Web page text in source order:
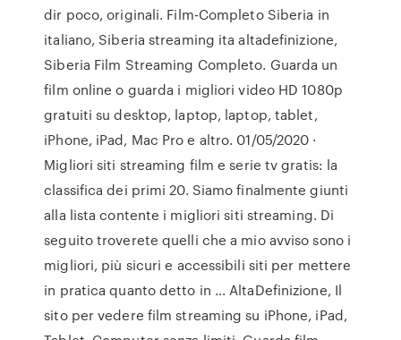
dir poco, originali. Film-Completo Siberia in
italiano, Siberia streaming ita altadefinizione,
Siberia Film Streaming Completo. Guarda un
film online o guarda i migliori video HD 1080p
gratuiti su desktop, laptop, laptop, tablet,
iPhone, iPad, Mac Pro e altro. 01/05/2020 ·
Migliori siti streaming film e serie tv gratis: la
classifica dei primi 20. Siamo finalmente giunti
alla lista contente i migliori siti streaming. Di
seguito troverete quelli che a mio avviso sono i
migliori, più sicuri e accessibili siti per mettere
in pratica quanto detto in … AltaDefinizione, Il
sito per vedere film streaming su iPhone, iPad,